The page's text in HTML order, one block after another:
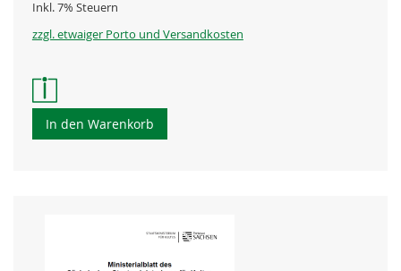
Inkl. 7% Steuern
zzgl. etwaiger Porto und Versandkosten
In den Warenkorb